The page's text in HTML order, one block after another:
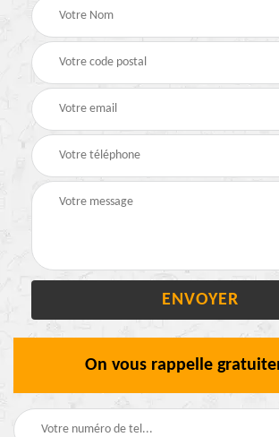
On vous rappelle